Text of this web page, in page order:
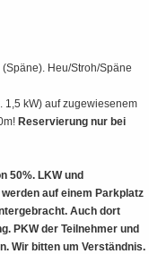
Heu/Stroh/Späne
1,5 kW) auf zugewiesenem
Reservierung nur bei
50%. LKW und
auf einem Parkplatz
Auch dort
PKW der Teilnehmer und
Wir bitten um Verständnis.